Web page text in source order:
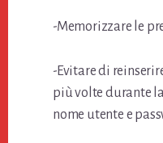
-Memorizzare le
-Evitare di
più volte durante
nome utente e